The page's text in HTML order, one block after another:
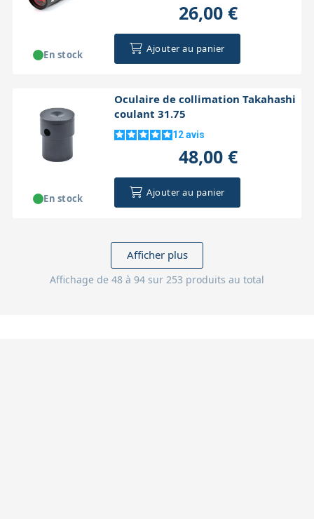
26,00 €
Ajouter au panier
En stock
Oculaire de collimation Takahashi
coulant 31.75
12avis
48,00 €
Ajouter au panier
En stock
Affichage de 48 à 94 sur 253 produits au total
Afficher plus